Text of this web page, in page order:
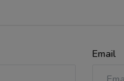
Email